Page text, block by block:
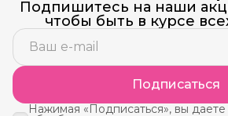
Подпишитесь на наши
чтобы быть в курсе
Подписаться
Нажимая «Подписаться», вы даете